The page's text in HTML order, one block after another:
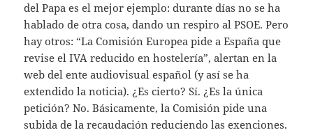
del Papa es el mejor ejemplo: durante días no se ha
hablado de otra cosa, dando un respiro al PSOE. Pero
hay otros: “La Comisión Europea pide a España que
revise el IVA reducido en hostelería”, alertan en la
web del ente audiovisual español (y así se ha
extendido la noticia). ¿Es cierto? Sí. ¿Es la única
petición? No. Básicamente, la Comisión pide una
subida de la recaudación reduciendo las exenciones.